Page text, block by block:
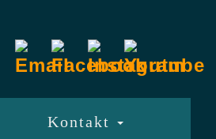
Kontakt